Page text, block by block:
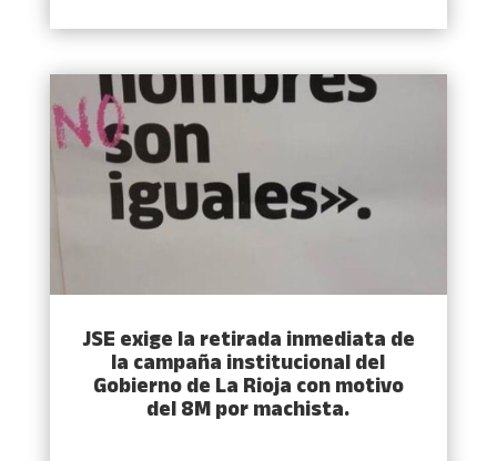
JSE exige la retirada inmediata de
la campaña institucional del
Gobierno de La Rioja con motivo
del 8M por machista.